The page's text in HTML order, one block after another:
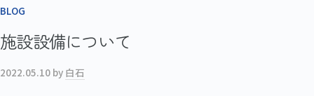
BLOG
施設設備について
2022.05.10 by 白石